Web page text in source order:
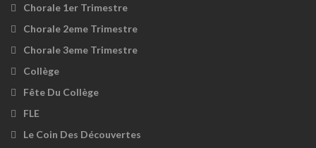
Chorale 1er Trimestre
Chorale 2eme Trimestre
Chorale 3eme Trimestre
Collège
Fête Du Collège
FLE
Le Coin Des Découvertes